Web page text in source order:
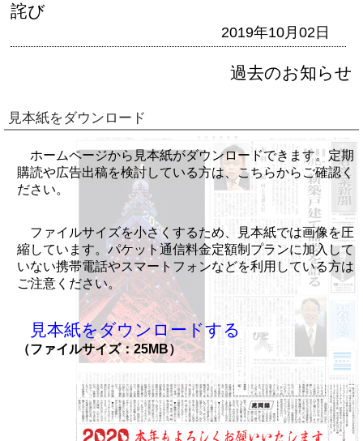
詫び
2019年10月02日
過去のお知らせ
見本紙をダウンロード
ホームページから見本紙がダウンロードできます。定期
購読や広告出稿を検討している方は、こちらからご確認く
ださい。
ファイルサイズを小さくするため、見本紙では画像を圧
縮しています。パケット通信料金定額制プランに加入して
いない携帯電話やスマートフォンなどを利用している方は
ご注意ください。
見本紙をダウンロードする
（ファイルサイズ：25MB）